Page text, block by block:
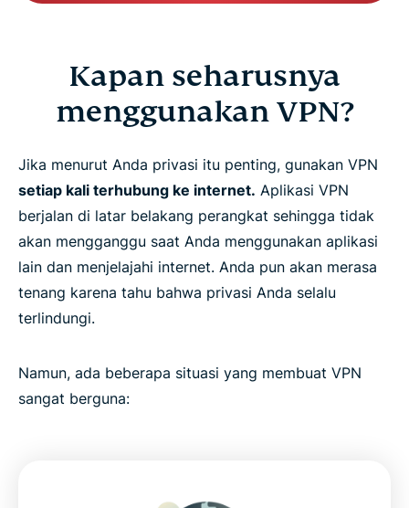
Kapan seharusnya
menggunakan VPN?
Jika menurut Anda privasi itu penting, gunakan VPN
setiap kali terhubung ke internet. Aplikasi VPN
berjalan di latar belakang perangkat sehingga tidak
akan mengganggu saat Anda menggunakan aplikasi
lain dan menjelajahi internet. Anda pun akan merasa
tenang karena tahu bahwa privasi Anda selalu
terlindungi.
Namun, ada beberapa situasi yang membuat VPN
sangat berguna: